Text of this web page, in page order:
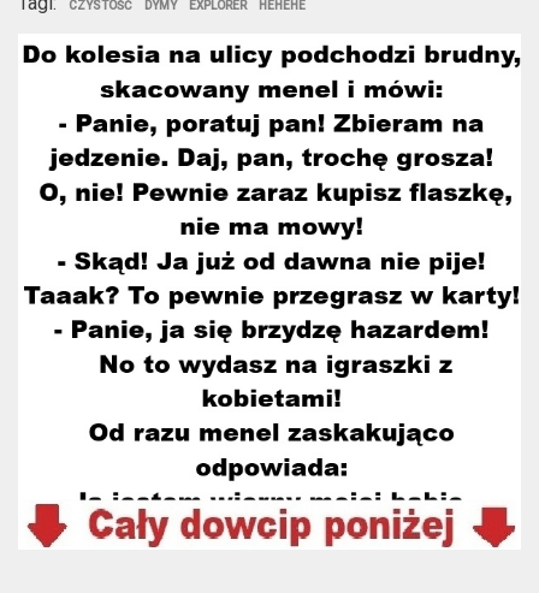
CZYSTOŚĆ DYMY EXPLORER HEHEHE